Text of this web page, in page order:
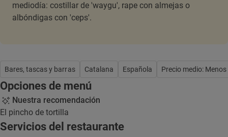
mediodía: costillar de 'waygu', rape con almejas o
albóndigas con 'ceps'.
Bares, tascas y barras Catalana Española Precio medio:
Opciones de menú
Nuestra recomendación
El pincho de tortilla
Servicios del restaurante